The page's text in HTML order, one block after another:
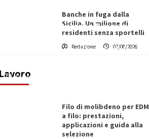
Banche in fuga dalla
Sicilia. Un milione di
residenti senza sportelli
Redazione 07/08/2026
Lavoro
L’ingegnere saccense Buscarnera
partner chiave di un progetto
transnazionale per la transizione
Filippo Cardinale
Filo di molibdeno per EDM
a filo: prestazioni,
applicazioni e guida alla
selezione